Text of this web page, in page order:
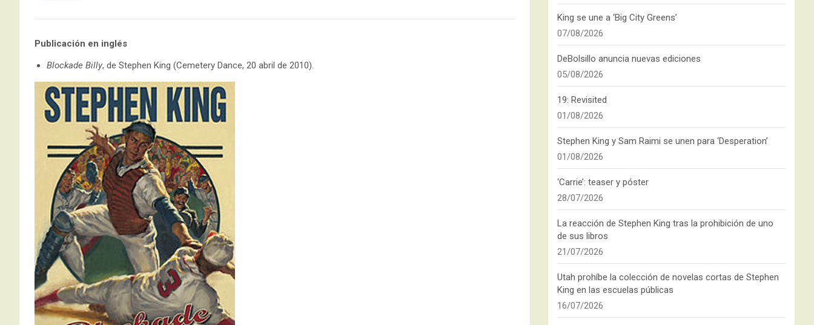
Publicación en inglés
Blockade Billy, de Stephen King (Cemetery Dance, 20 abril de 2010).
King se une a ‘Big City Greens’
07/08/2026
DeBolsillo anuncia nuevas ediciones
05/08/2026
19: Revisited
01/08/2026
Stephen King y Sam Raimi se unen para ‘Desperation’
01/08/2026
‘Carrie’: teaser y póster
28/07/2026
La reacción de Stephen King tras la prohibición de uno
de sus libros
21/07/2026
Utah prohíbe la colección de novelas cortas de Stephen
King en las escuelas públicas
16/07/2026